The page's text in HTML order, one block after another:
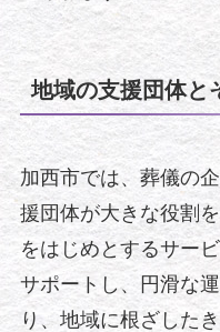
地域の支援団体と
加西市では、葬儀の
援団体が大きな役割
をはじめとするサー
サポートし、円滑な
り、地域に根ざした